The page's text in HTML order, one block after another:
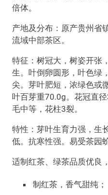
倍体。
产地及分布：原产贵州省
流域中部茶区。
特征：树冠大，树姿开张
生。叶倒卵圆形，叶色绿
尖。芽叶肥短，浓绿色或
叶百芽重70.0g。花冠直
毛中等，花柱3裂。
特性：芽叶生育力强，生
低。抗寒性强。易受茶园
适制红茶、绿茶品质优良，
制红茶，香气甜纯；